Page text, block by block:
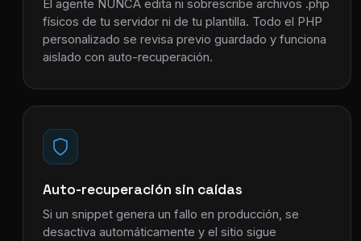
El agente NUNCA edita ni sobrescribe archivos .php
físicos de tu servidor ni de tu plantilla. Todo el PHP
personalizado se revisa previo guardado y funciona
aislado con auto-recuperación.
Auto-recuperación sin caídas
Si un snippet genera un fallo en producción, se
desactiva automáticamente y el sitio sigue